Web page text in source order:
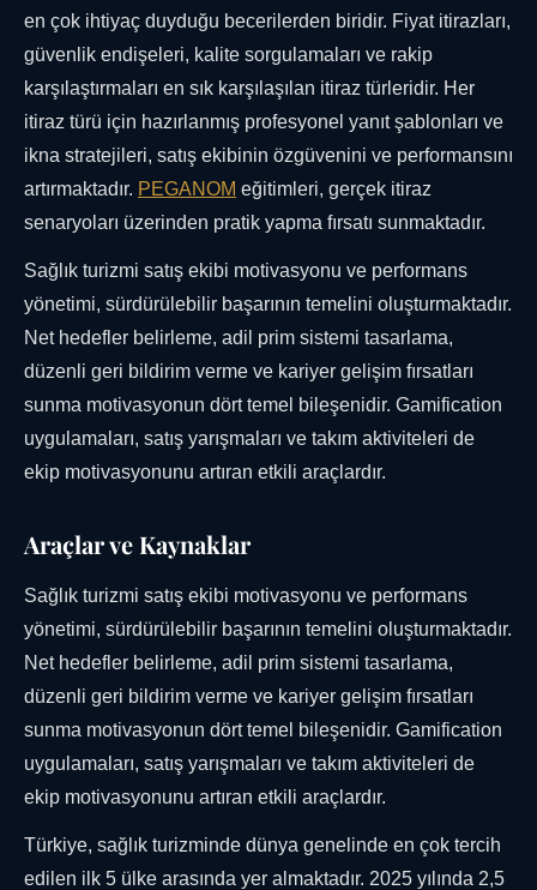
en çok ihtiyaç duyduğu becerilerden biridir. Fiyat itirazları,
güvenlik endişeleri, kalite sorgulamaları ve rakip
karşılaştırmaları en sık karşılaşılan itiraz türleridir. Her
itiraz türü için hazırlanmış profesyonel yanıt şablonları ve
ikna stratejileri, satış ekibinin özgüvenini ve performansını
artırmaktadır. PEGANOM eğitimleri, gerçek itiraz
senaryoları üzerinden pratik yapma fırsatı sunmaktadır.
Sağlık turizmi satış ekibi motivasyonu ve performans
yönetimi, sürdürülebilir başarının temelini oluşturmaktadır.
Net hedefler belirleme, adil prim sistemi tasarlama,
düzenli geri bildirim verme ve kariyer gelişim fırsatları
sunma motivasyonun dört temel bileşenidir. Gamification
uygulamaları, satış yarışmaları ve takım aktiviteleri de
ekip motivasyonunu artıran etkili araçlardır.
Araçlar ve Kaynaklar
Sağlık turizmi satış ekibi motivasyonu ve performans
yönetimi, sürdürülebilir başarının temelini oluşturmaktadır.
Net hedefler belirleme, adil prim sistemi tasarlama,
düzenli geri bildirim verme ve kariyer gelişim fırsatları
sunma motivasyonun dört temel bileşenidir. Gamification
uygulamaları, satış yarışmaları ve takım aktiviteleri de
ekip motivasyonunu artıran etkili araçlardır.
Türkiye, sağlık turizminde dünya genelinde en çok tercih
edilen ilk 5 ülke arasında yer almaktadır. 2025 yılında 2,5